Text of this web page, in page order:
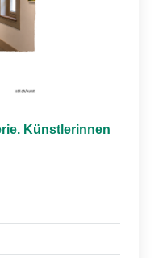
Künstlerinnen